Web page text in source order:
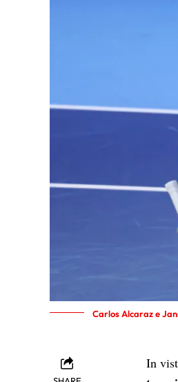
Carlos Alcaraz e
In